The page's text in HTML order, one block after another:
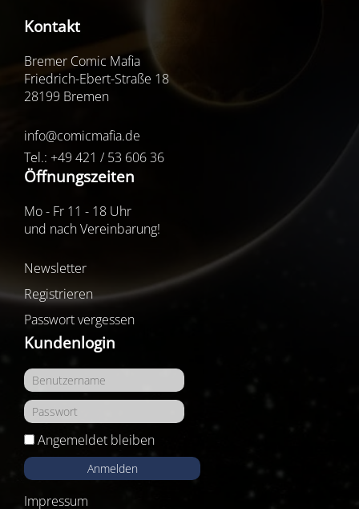
Kontakt
Bremer Comic Mafia
Friedrich-Ebert-Straße 18
28199 Bremen
info@comicmafia.de
Tel.: +49 421 / 53 606 36
Öffnungszeiten
Mo - Fr 11 - 18 Uhr
und nach Vereinbarung!
Newsletter
Registrieren
Passwort vergessen
Kundenlogin
Angemeldet bleiben
Anmelden
Impressum